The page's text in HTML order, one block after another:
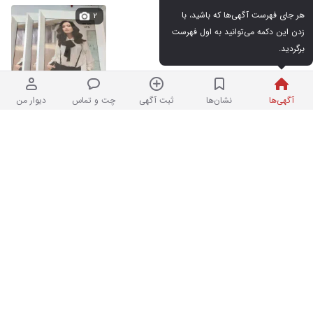
آگهی‌ها
برگردید.
نشان‌ها ثبت آگهی چت و تماس دیوار من
قاب عکس
در حد نو
۱۲۰,۰۰۰ تومان
۲